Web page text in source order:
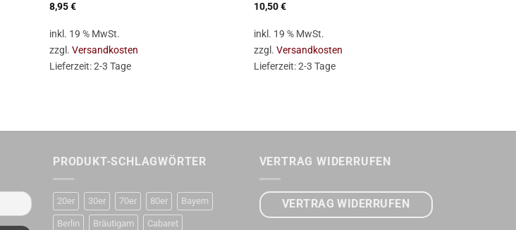
8,95€
inkl. 19 % MwSt.
zzgl. Versandkosten
Lieferzeit:2-3 Tage
10,50€
inkl. 19 % MwSt.
zzgl. Versandkosten
Lieferzeit:2-3 Tage
PRODUKT-SCHLAGWÖRTER
20er 30er 70er 80er Bayern
Berlin Bräutigam Cabaret
VERTRAG WIDERRUFEN
VERTRAG WIDERRUFEN